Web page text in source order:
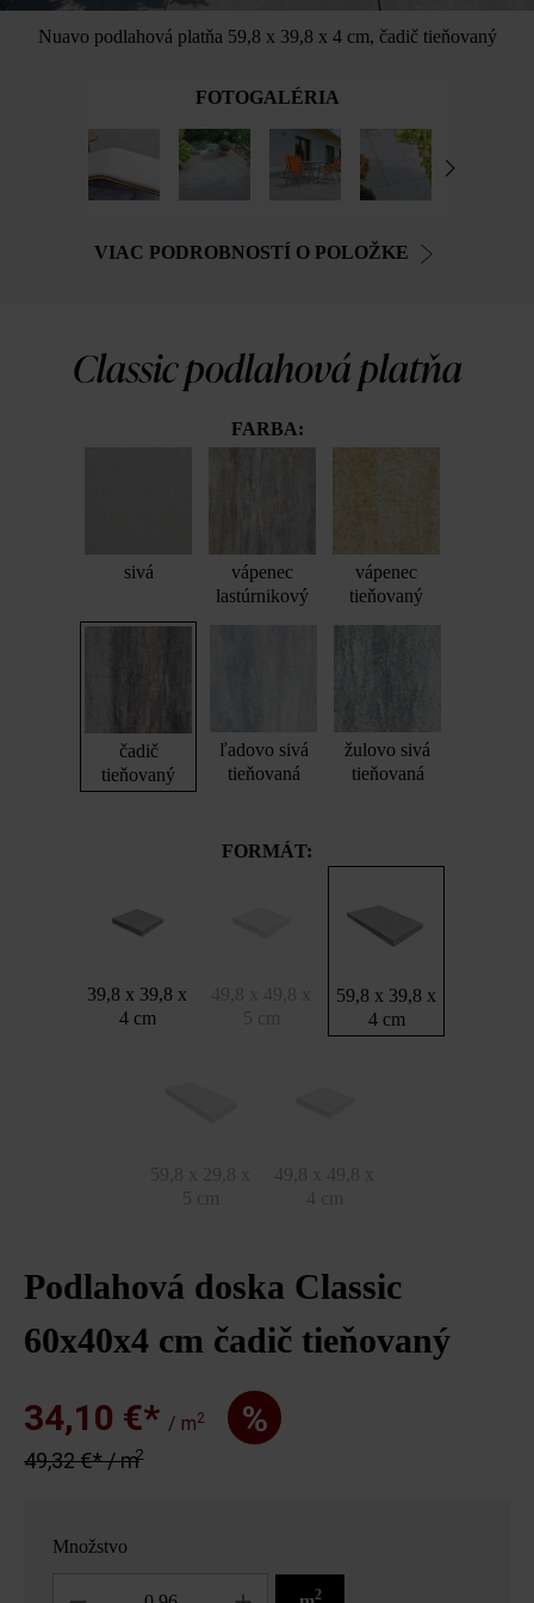
Nuavo podlahová platňa 59,8 x 39,8 x 4 cm, čadič tieňovaný
FOTOGALÉRIA
VIAC PODROBNOSTÍ O POLOŽKE
Classic podlahová platňa
FARBA:
sivá
vápenec
lastúrnikový
vápenec
tieňovaný
čadič
tieňovaný
ľadovo sivá
tieňovaná
žulovo sivá
tieňovaná
FORMÁT:
39,8 x 39,8 x
4 cm
59,8 x 39,8 x
4 cm
Podlahová doska Classic
60x40x4 cm čadič tieňovaný
34,10 €* / m2 %
49,32 €* / m2
Množstvo
2